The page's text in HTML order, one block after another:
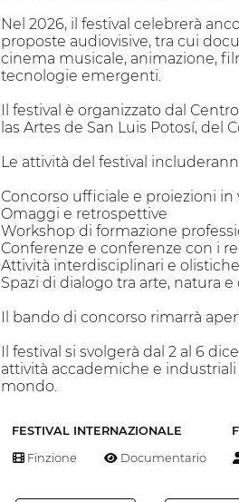
Nel 2026, il festival celebrerà
proposte audiovisive, tra cui
cinema musicale, animazione,
tecnologie emergenti.
Il festival è organizzato dal
las Artes de San Luis Potosí,
Le attività del festival
Concorso ufficiale e proiezioni in
Omaggi e retrospettive
Workshop di formazione
Conferenze e conferenze con i
Attività interdisciplinari e olistiche
Spazi di dialogo tra arte, natura
Il bando di concorso rimarrà
Il festival si svolgerà dal 2 al 6
attività accademiche e
mondo.
FESTIVAL INTERNAZIONALE
Finzione Documentario